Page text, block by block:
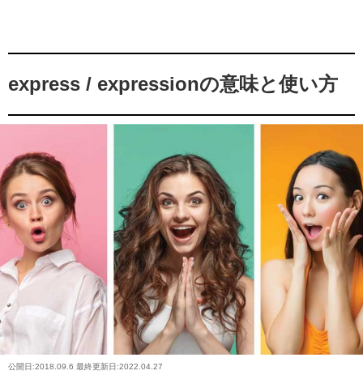
express / expressionの意味と使い方
公開日:2018.09.6 最終更新日:2022.04.27